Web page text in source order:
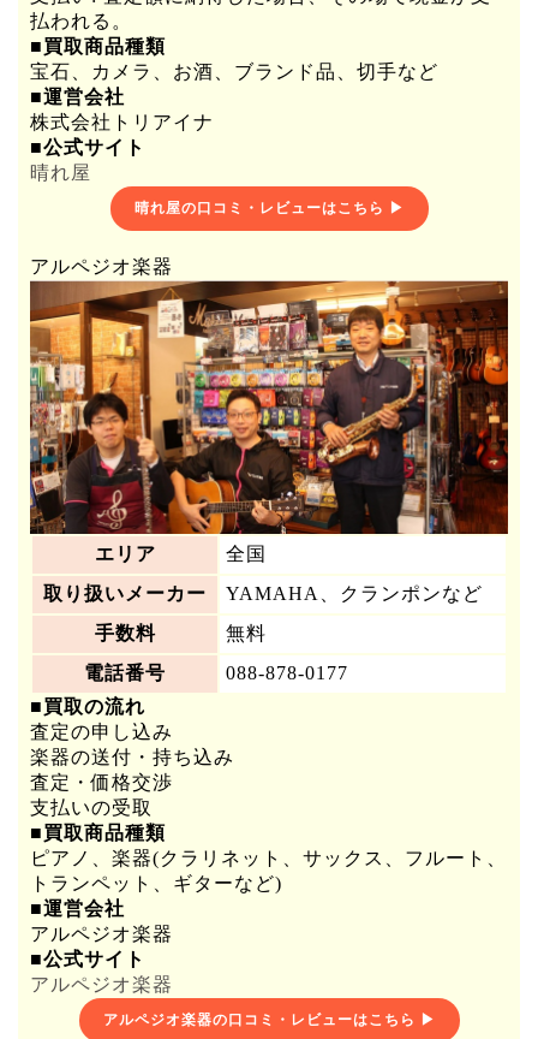
払われる。
■買取商品種類
宝石、カメラ、お酒、ブランド品、切手など
■運営会社
株式会社トリアイナ
■公式サイト
晴れ屋
晴れ屋の口コミ・レビューはこちら ▶
アルペジオ楽器
エリア
全国
取り扱いメーカー
YAMAHA、クランポンなど
手数料
無料
電話番号
088-878-0177
■買取の流れ
査定の申し込み
楽器の送付・持ち込み
査定・価格交渉
支払いの受取
■買取商品種類
ピアノ、楽器(クラリネット、サックス、フルート、
トランペット、ギターなど)
■運営会社
アルペジオ楽器
■公式サイト
アルペジオ楽器
アルペジオ楽器の口コミ・レビューはこちら ▶